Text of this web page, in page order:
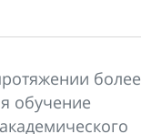
более
обучение